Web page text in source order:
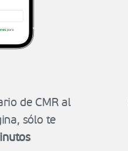
de CMR al
sólo te